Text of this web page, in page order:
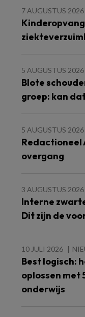
7 AUGUSTUS 2026
5 AUGUSTUS 2026
Blote
groep: kan
5 AUGUSTUS 2026
Redactioneel
overgang
3 AUGUSTUS 2026
Interne
Dit zijn de
10 JULI 2026
Best logisch:
oplossen met
onderwijs